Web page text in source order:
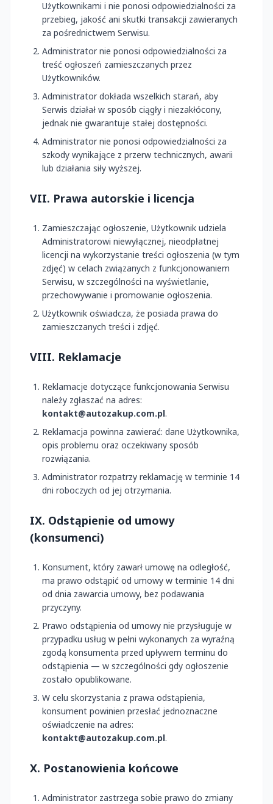
Użytkownikami i nie ponosi odpowiedzialności za
przebieg, jakość ani skutki transakcji zawieranych
za pośrednictwem Serwisu.
Administrator nie ponosi odpowiedzialności za
treść ogłoszeń zamieszczanych przez
Użytkowników.
Administrator dokłada wszelkich starań, aby
Serwis działał w sposób ciągły i niezakłócony,
jednak nie gwarantuje stałej dostępności.
Administrator nie ponosi odpowiedzialności za
szkody wynikające z przerw technicznych, awarii
lub działania siły wyższej.
VII. Prawa autorskie i licencja
Zamieszczając ogłoszenie, Użytkownik udziela
Administratorowi niewyłącznej, nieodpłatnej
licencji na wykorzystanie treści ogłoszenia (w tym
zdjęć) w celach związanych z funkcjonowaniem
Serwisu, w szczególności na wyświetlanie,
przechowywanie i promowanie ogłoszenia.
Użytkownik oświadcza, że posiada prawa do
zamieszczanych treści i zdjęć.
VIII. Reklamacje
Reklamacje dotyczące funkcjonowania Serwisu
należy zgłaszać na adres:
kontakt@autozakup.com.pl.
Reklamacja powinna zawierać: dane Użytkownika,
opis problemu oraz oczekiwany sposób
rozwiązania.
Administrator rozpatrzy reklamację w terminie 14
dni roboczych od jej otrzymania.
IX. Odstąpienie od umowy
(konsumenci)
Konsument, który zawarł umowę na odległość,
ma prawo odstąpić od umowy w terminie 14 dni
od dnia zawarcia umowy, bez podawania
przyczyny.
Prawo odstąpienia od umowy nie przysługuje w
przypadku usług w pełni wykonanych za wyraźną
zgodą konsumenta przed upływem terminu do
odstąpienia — w szczególności gdy ogłoszenie
zostało opublikowane.
W celu skorzystania z prawa odstąpienia,
konsument powinien przesłać jednoznaczne
oświadczenie na adres:
kontakt@autozakup.com.pl.
X. Postanowienia końcowe
Administrator zastrzega sobie prawo do zmiany